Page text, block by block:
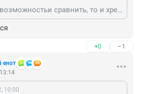
Если не иметь возможностьи сравнить, то и хрен с редькой можно считать сладкими.
+0 –1
енот
10:00